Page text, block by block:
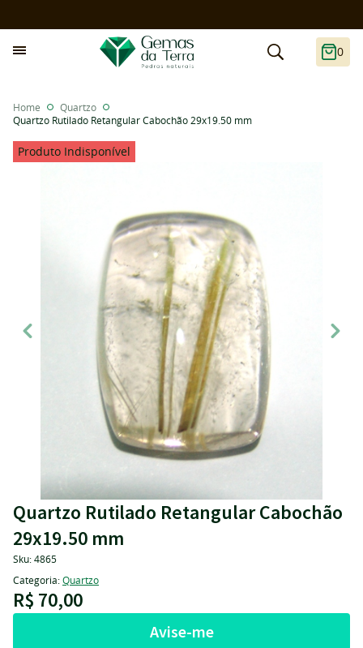
0
Home
Quartzo
Quartzo Rutilado Retangular Cabochão 29x19.50 mm
Produto Indisponível
Quartzo Rutilado Retangular Cabochão
29x19.50 mm
Sku:4865
Categoria:Quartzo
R$ 70,00
Avise-me